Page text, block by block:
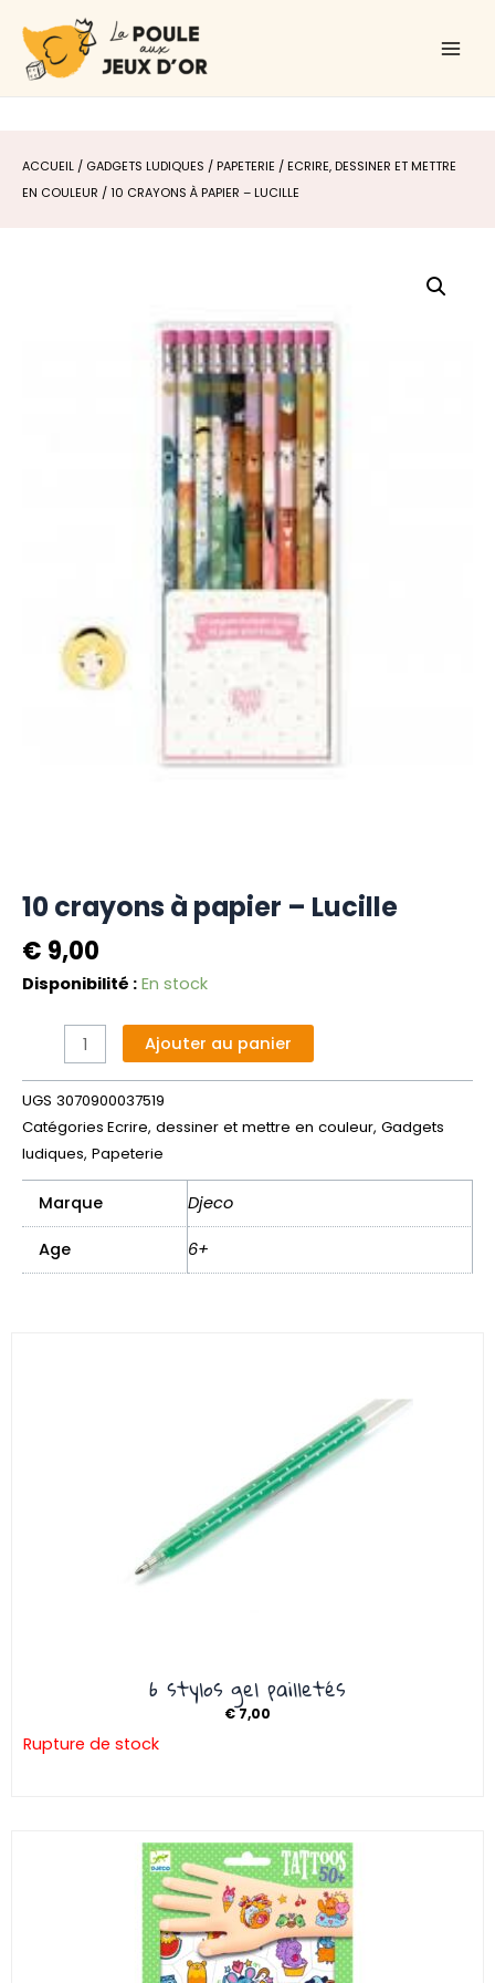
contenu
ACCUEIL / GADGETS LUDIQUES /PAPETERIE /ECRIRE, DESSINER ET METTRE
EN COULEUR / 10 CRAYONS À PAPIER – LUCILLE
10 crayons à papier – Lucille
€ 9,00
Disponibilité : En stock
quantité
crayons
à
Lucille
Ajouter au panier
UGS 3070900037519
Catégories Ecrire, dessiner et mettre en couleur, Gadgets
ludiques, Papeterie
Marque Djeco
Age 6+
6 stylos gel pailletés
€7,00
Rupture de stock